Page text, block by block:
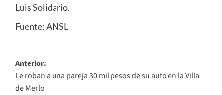
Luis Solidario.
Fuente: ANSL
Navegación
de
Anterior:
Le roban a una pareja 30 mil pesos de su auto en la Villa
de Merlo